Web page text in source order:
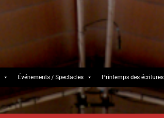
Événements / Spectacles Printemps des écritures